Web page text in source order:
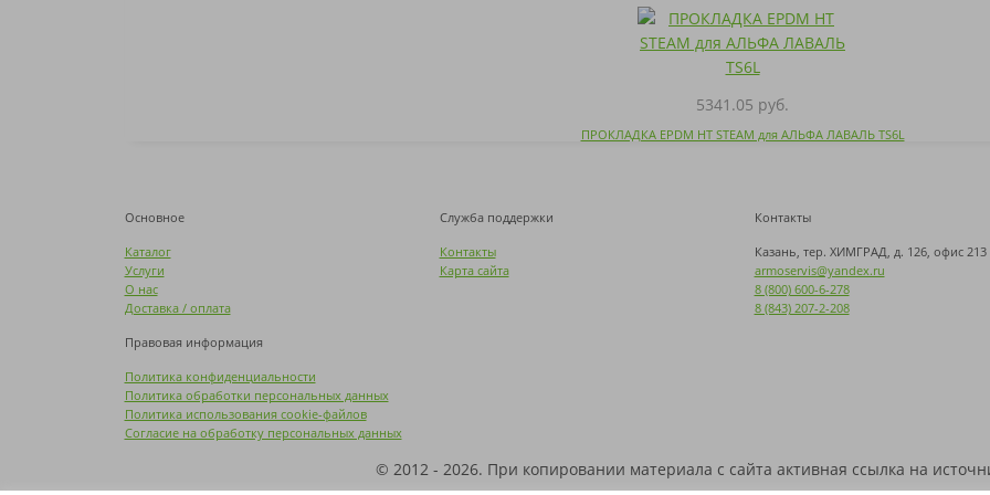
5341.05 руб.
ПРОКЛАДКА EPDM HT STEAM для АЛЬФА ЛАВАЛЬ TS6L
Основное
Каталог
Услуги
О нас
Доставка / оплата
Служба поддержки
Контакты
Карта сайта
Контакты
Казань, тер. ХИМГРАД, д. 126, офис 213
armoservis@yandex.ru
8 (800) 600-6-278
8 (843) 207-2-208
Правовая информация
Политика конфиденциальности
Политика обработки персональных данных
Политика использования cookie-файлов
Согласие на обработку персональных данных
© 2012 - 2026. При копировании материала с сайта активная ссылка на